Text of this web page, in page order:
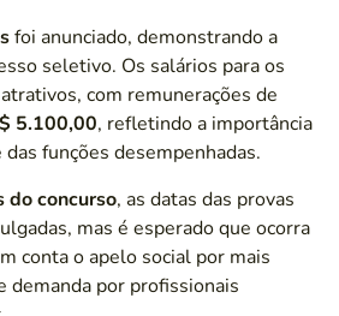
foi anunciado, demonstrando a
seletivo. Os salários para os
com remunerações de
5.100,00, refletindo a importância
funções desempenhadas.
do concurso, as datas das provas
mas é esperado que ocorra
conta o apelo social por mais
demanda por profissionais